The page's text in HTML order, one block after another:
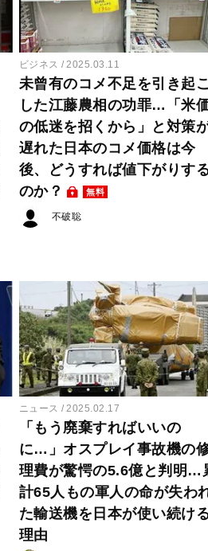
ビジネス 2025.03.11
未曾有のコメ不足を引き起こ
した江藤農相の功罪…「米
の低迷を招くから」と対策
遅れた日本のコメ価格は今
後、どうすれば値下がりす
のか？
無料
不破聡
ニュース 2025.02.17
「もう廃棄すればいいの
に…」オスプレイ事故機の
理費が驚愕の5.6億と判明…
計65人もの軍人の命が失わ
た輸送機を日本が使い続け
理由